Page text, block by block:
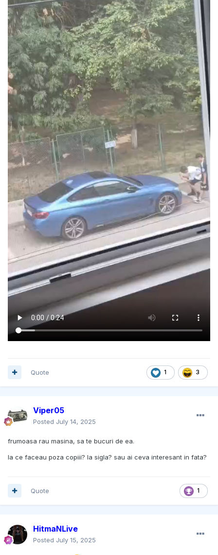
1 3
Quote
Viper05
Posted July 14, 2025
frumoasa rau masina, sa te bucuri de ea.
la ce faceau poza copiii? la sigla? sau ai ceva interesant in fata?
1
Quote
HitmaNLive
Posted July 15, 2025